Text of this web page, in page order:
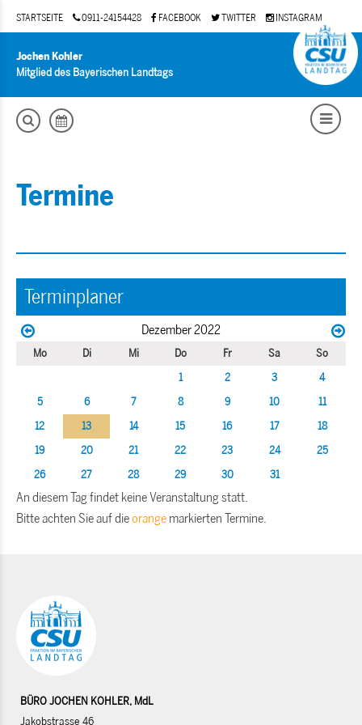
STARTSEITE 0911-24154428 FACEBOOK TWITTER INSTAGRAM
Jochen Kohler
Mitglied des Bayerischen Landtags
Termine
Terminplaner
Dezember 2022
Mo Di Mi Do Fr Sa
So
1
2 3
4
5
6 7 8 9 10
11
12
13 14 15 16 17
18
19
20 21 22 23 24
25
26
27 28 29 30 31
An diesem Tag findet keine Veranstaltung statt.
Bitte achten Sie auf dieorange markierten Termine.
BÜRO JOCHEN KOHLER, MdL
Jakobstrasse 46